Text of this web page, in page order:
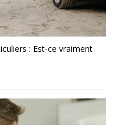
: Est-ce vraiment